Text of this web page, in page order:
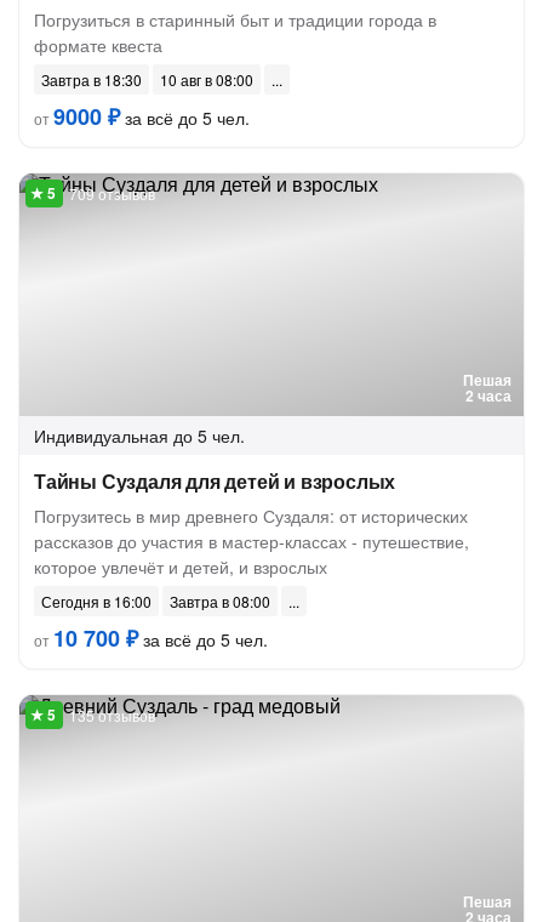
Погрузиться в старинный быт и традиции города в
формате квеста
Завтра в 18:30
10 авг в 08:00
от9000 ₽за всё до 5 чел.
Пешая
2 часа
709 отзывов
Индивидуальная до 5 чел.
Тайны Суздаля для детей и взрослых
Погрузитесь в мир древнего Суздаля: от исторических
рассказов до участия в мастер-классах - путешествие,
которое увлечёт и детей, и взрослых
Сегодня в 16:00
Завтра в 08:00
от 10 700 ₽за всё до 5 чел.
Пешая
2 часа
135 отзывов